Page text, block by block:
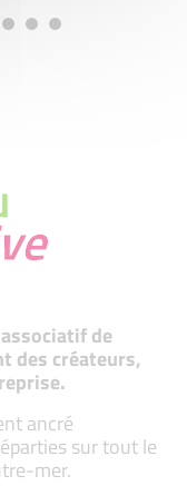
de
des créateurs,
ancré
sur tout le
mer.